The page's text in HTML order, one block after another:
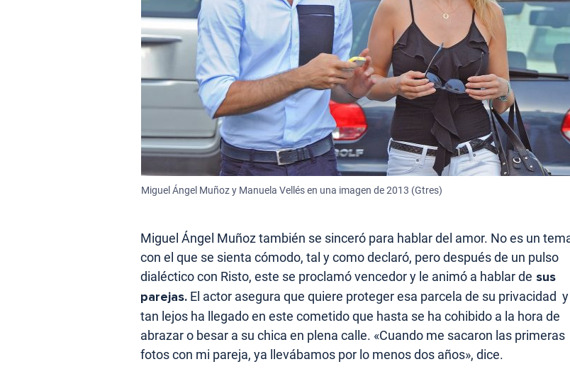
Miguel Ángel Muñoz y Manuela Vellés en una imagen de 2013 (Gtres)
Miguel Ángel Muñoz también se sinceró para hablar del amor. No es un
con el que se sienta cómodo, tal y como declaró, pero después de un pulso
dialéctico con Risto, este se proclamó vencedor y le animó a hablar de sus
parejas. El actor asegura que quiere proteger esa parcela de su privacidad y
tan lejos ha llegado en este cometido que hasta se ha cohibido a la hora de
abrazar o besar a su chica en plena calle. «Cuando me sacaron las primeras
fotos con mi pareja, ya llevábamos por lo menos dos años», dice.